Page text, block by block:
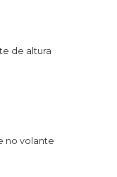
de altura
no volante